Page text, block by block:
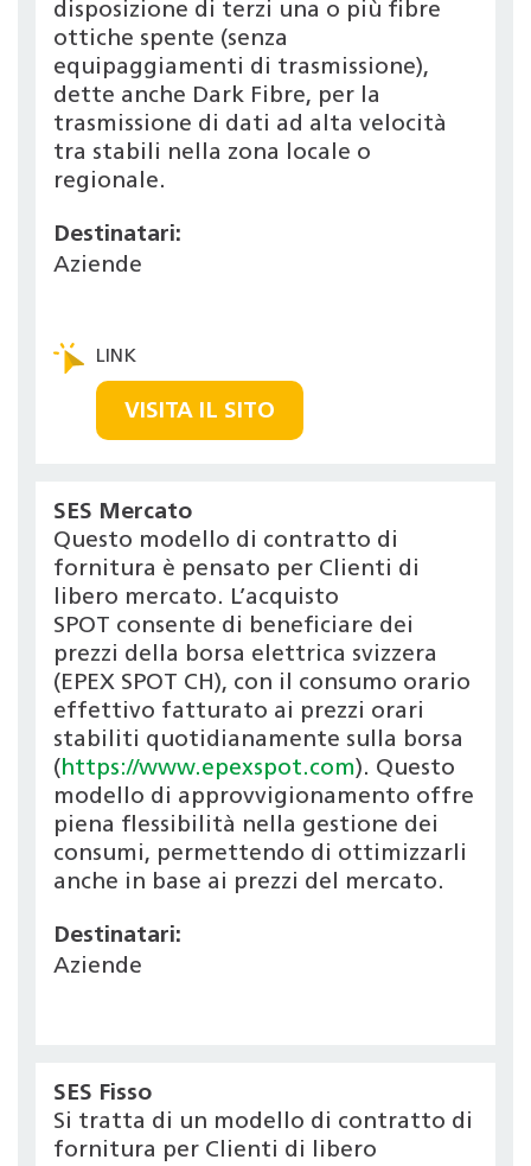
disposizione di terzi una o più fibre
ottiche spente (senza
equipaggiamenti di trasmissione),
dette anche Dark Fibre, per la
trasmissione di dati ad alta velocità
tra stabili nella zona locale o
regionale.
Destinatari:
Aziende
VISITA IL SITO
SES Mercato
Questo modello di contratto di
fornitura è pensato per Clienti di
libero mercato. L’acquisto
SPOT consente di beneficiare dei
prezzi della borsa elettrica svizzera
(EPEX SPOT CH), con il consumo orario
effettivo fatturato ai prezzi orari
stabiliti quotidianamente sulla borsa
( https://www.epexspot.com). Questo
modello di approvvigionamento offre
piena flessibilità nella gestione dei
consumi, permettendo di ottimizzarli
anche in base ai prezzi del mercato.
Destinatari:
Aziende
SES Fisso
Si tratta di un modello di contratto di
fornitura per Clienti di libero